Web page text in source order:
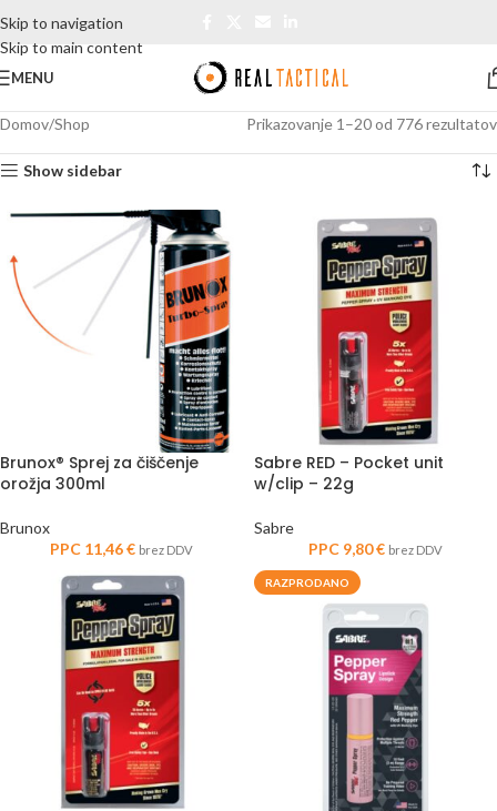
Skip to navigation
Skip to main content
MENU
Domov Shop Prikazovanje 1–20 od 776 rezultatov
Show sidebar
Brunox® Sprej za čiščenje
orožja 300ml
Brunox
PPC 11,46€ brez DDV
Sabre RED – Pocket unit
w/clip – 22g
Sabre
PPC 9,80€ brez DDV
RAZPRODANO